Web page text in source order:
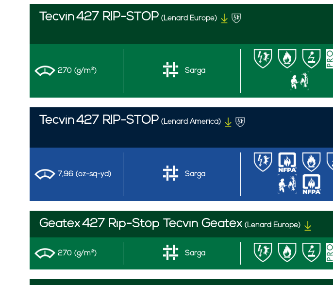
Tecvin427 RIP-STOP (Lenard Europe)
270 (g/m²) Sarga
Tecvin427 RIP-STOP (Lenard America)
7,96 (oz-sq-yd) Sarga
Geatex427 Rip-Stop Tecvin Geatex (Lenard Europe)
270 (g/m²) Sarga